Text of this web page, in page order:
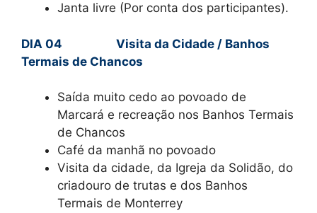
Janta livre (Por conta dos participantes).
DIA 04 Visita da Cidade / Banhos
Termais de Chancos
Saída muito cedo ao povoado de
Marcará e recreação nos Banhos Termais
de Chancos
Café da manhã no povoado
Visita da cidade, da Igreja da Solidão, do
criadouro de trutas e dos Banhos
Termais de Monterrey